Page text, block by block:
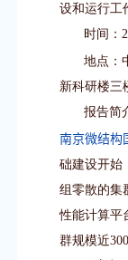
设和运行工
时间：
地点：
新科研楼三
报告简
南京微结构
础建设开始
组零散的集
性能计算平
群规模近